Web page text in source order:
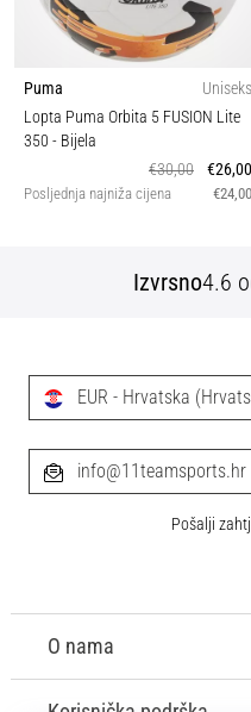
Puma
Uniseks
Lopta Puma Orbita 5 FUSION Lite
350 - Bijela
€30,00
€26,00
Posljednja najniža cijena €24,00
Izvrsno4.6
O nama
EUR - Hrvatska
info@11teamsports.hr
Pošalji